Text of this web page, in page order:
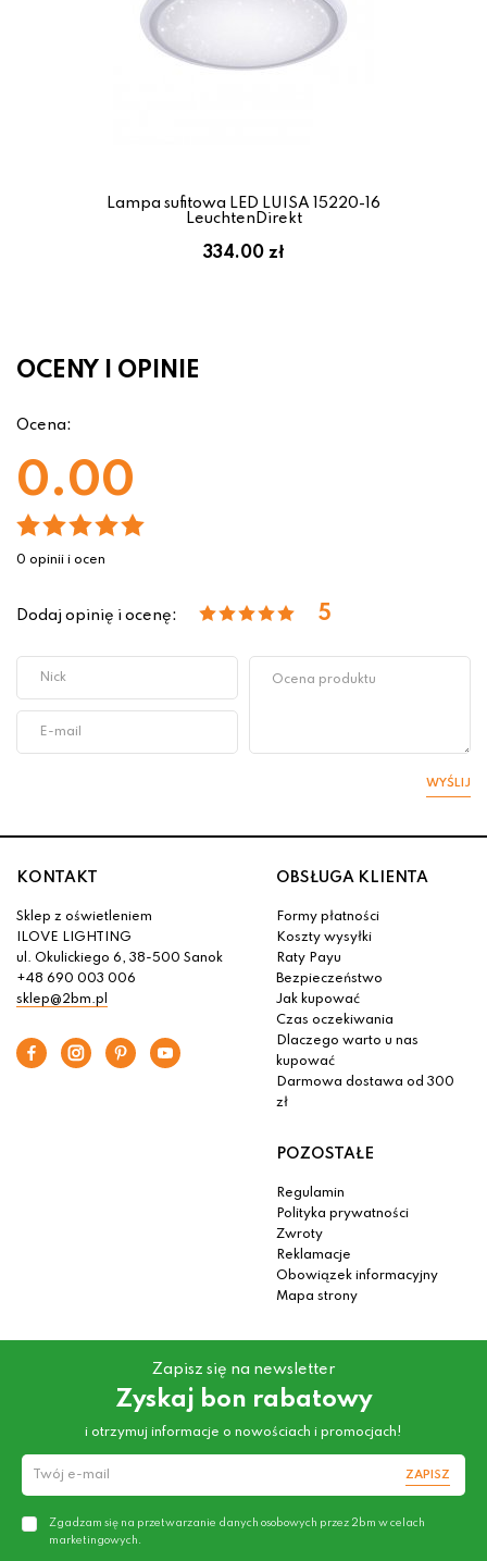
Lampa sufitowa LED LUISA 15220-16
LeuchtenDirekt
334.00 zł
OCENY I OPINIE
Ocena:
0.00
0 opinii i ocen
Dodaj opinię i ocenę: 5
WYŚLIJ
KONTAKT
Sklep z oświetleniem
ILOVE LIGHTING
ul. Okulickiego 6, 38-500 Sanok
+48 690 003 006
sklep@2bm.pl
OBSŁUGA KLIENTA
Formy płatności
Koszty wysyłki
Raty Payu
Bezpieczeństwo
Jak kupować
Czas oczekiwania
Dlaczego warto u nas
kupować
Darmowa dostawa od 300
zł
POZOSTAŁE
Regulamin
Polityka prywatności
Zwroty
Reklamacje
Obowiązek informacyjny
Mapa strony
Zapisz się na newsletter
Zyskaj bon rabatowy
i otrzymuj informacje o nowościach i promocjach!
ZAPISZ
Zgadzam się na przetwarzanie danych osobowych przez 2bm w celach
marketingowych.